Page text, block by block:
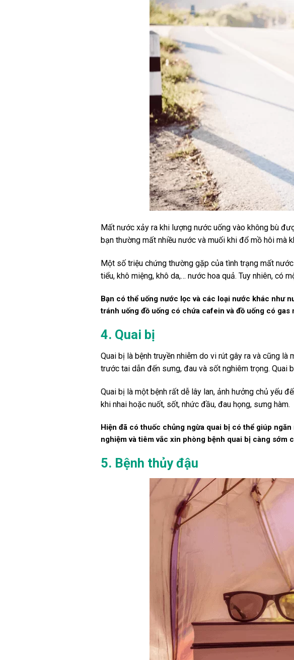
Mất nước xảy ra khi lượng nước uống vào không bù
bạn thường mất nhiều nước và muối khi đổ mồ hôi mà
Một số triệu chứng thường gặp của tình trạng mất
tiểu, khô miệng, khô da,… nước hoa quả. Tuy nhiên, có
Bạn có thể uống nước lọc và các loại nước khác như
tránh uống đồ uống có chứa cafein và đồ uống có
4. Quai bị
Quai bị là bệnh truyền nhiễm do vi rút gây ra và cũng
trước tai dẫn đến sưng, đau và sốt nghiêm trọng. Quai
Quai bị là một bệnh rất dễ lây lan, ảnh hưởng chủ yếu
khi nhai hoặc nuốt, sốt, nhức đầu, đau họng, sưng hàm.
Hiện đã có thuốc chủng ngừa quai bị có thể giúp
nghiệm và tiêm vắc xin phòng bệnh quai bị càng sớm
5. Bệnh thủy đậu